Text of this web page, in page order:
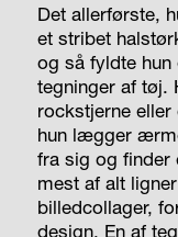
Det allerførste,
et stribet
og så fyldte
tegninger af tøj.
rockstjerne
hun lægger
fra sig og finder
mest af alt
billedcollager,
design. En af